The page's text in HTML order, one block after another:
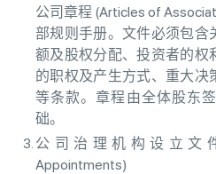
公司章程 (Articles of
部规则手册。文件必须包含
额及股权分配、投资者的权
的职权及产生方式、重大
等条款。章程由全体股东
础。
公司治理机构设立文件
Appointments)